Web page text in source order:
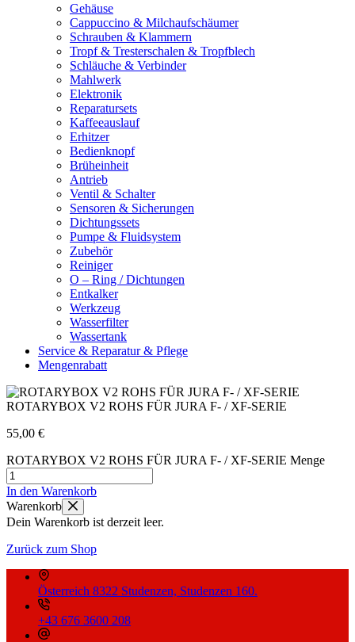
Gehäuse
Cappuccino & Milchaufschäumer
Schrauben & Klammern
Tropf & Tresterschalen & Tropfblech
Schläuche & Verbinder
Mahlwerk
Elektronik
Reparatursets
Kaffeeauslauf
Erhitzer
Bedienknopf
Brüheinheit
Antrieb
Ventil & Schalter
Sensoren & Sicherungen
Dichtungssets
Pumpe & Fluidsystem
Zubehör
Reiniger
O – Ring / Dichtungen
Entkalker
Werkzeug
Wasserfilter
Wassertank
Service & Reparatur & Pflege
Mengenrabatt
ROTARYBOX V2 ROHS FÜR JURA F- / XF-SERIE
55,00 €
ROTARYBOX V2 ROHS FÜR JURA F- / XF-SERIE Menge
In den Warenkorb
Warenkorb
Dein Warenkorb ist derzeit leer.
Zurück zum Shop
Österreich 8322 Studenzen, Studenzen 160.
+43 676 3600 208